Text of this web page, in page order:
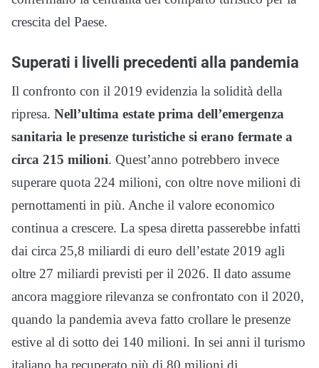
crescita del Paese.
Superati i livelli precedenti alla pandemia
Il confronto con il 2019 evidenzia la solidità della
ripresa. Nell’ultima estate prima dell’emergenza
sanitaria le presenze turistiche si erano fermate a
circa 215 milioni. Quest’anno potrebbero invece
superare quota 224 milioni, con oltre nove milioni di
pernottamenti in più. Anche il valore economico
continua a crescere. La spesa diretta passerebbe infatti
dai circa 25,8 miliardi di euro dell’estate 2019 agli
oltre 27 miliardi previsti per il 2026. Il dato assume
ancora maggiore rilevanza se confrontato con il 2020,
quando la pandemia aveva fatto crollare le presenze
estive al di sotto dei 140 milioni. In sei anni il turismo
italiano ha recuperato più di 80 milioni di